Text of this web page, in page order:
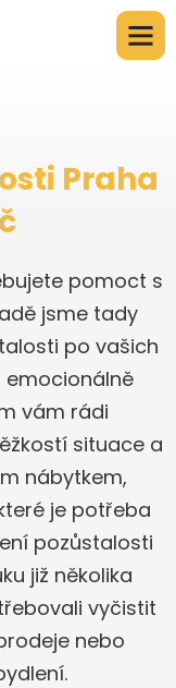
Praha
pomoct s
jsme tady
po vašich
emocionálně
vám rádi
situace a
nábytkem,
je potřeba
pozůstalosti
již několika
vyčistit
nebo